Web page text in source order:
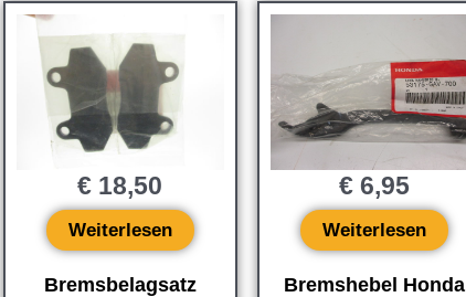
Bremsbelagsatz
€ 18,50
Weiterlesen
Bremshebel Honda
€6,95
Weiterlesen